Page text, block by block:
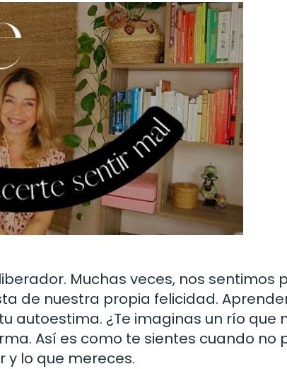
Muchas veces, nos
de nuestra propia felicidad.
autoestima. ¿Te imaginas un río que
Así es como te sientes cuando no
lo que mereces.